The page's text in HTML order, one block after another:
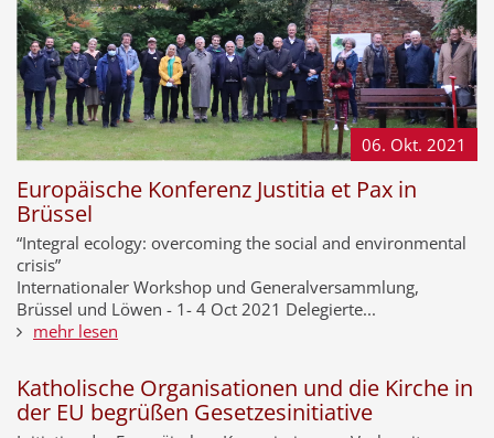
06. Okt. 2021
Europäische Konferenz Justitia et Pax in
Brüssel
“Integral ecology: overcoming the social and environmental
crisis”
Internationaler Workshop und Generalversammlung,
Brüssel und Löwen - 1- 4 Oct 2021 Delegierte...
mehr lesen
Katholische Organisationen und die Kirche in
der EU begrüßen Gesetzesinitiative